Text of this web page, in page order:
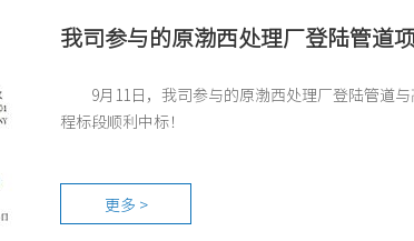
我司参与的原渤西处理厂登陆管道
9月11日，我司参与的原渤西处理厂登陆管道
程标段顺利中标！
更多 >